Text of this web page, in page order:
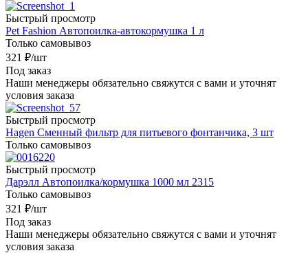
Быстрый просмотр
Pet Fashion Автопоилка-автокормушка 1 л
Только самовывоз
321 ₽/шт
Под заказ
Наши менеджеры обязательно свяжутся с вами и уточнят
условия заказа
Быстрый просмотр
Hagen Сменный фильтр для питьевого фонтанчика, 3 шт
Только самовывоз
Быстрый просмотр
Дарэлл Автопоилка/кормушка 1000 мл 2315
Только самовывоз
321 ₽/шт
Под заказ
Наши менеджеры обязательно свяжутся с вами и уточнят
условия заказа